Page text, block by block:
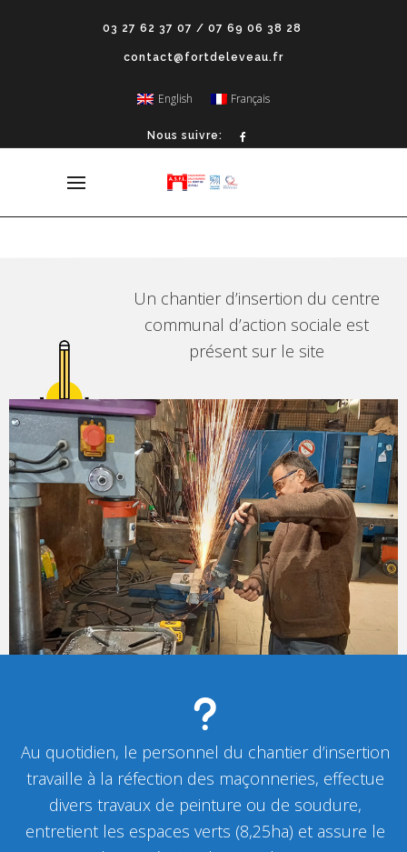
03 27 62 37 07 / 07 69 06 38 28
contact@fortdeleveau.fr
English Français
Nous suivre:
Un chantier d’insertion du centre
communal d’action sociale est
présent sur le site
Au quotidien, le personnel du chantier d’insertion
travaille à la réfection des maçonneries, effectue
divers travaux de peinture ou de soudure,
entretient les espaces verts (8,25ha) et assure le